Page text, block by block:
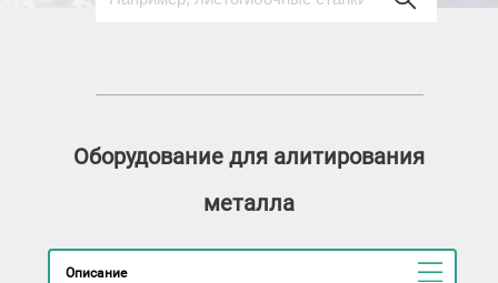
Оборудование для алитирования
металла
Описание